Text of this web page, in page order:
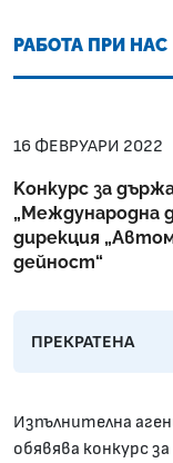
РАБОТА ПРИ НАС
16 ФЕВРУАРИ 2022
Kонкурс за
„Международна
дирекция
дейност“
ПРЕКРАТЕНА
Изпълнителна
обявява конкурс